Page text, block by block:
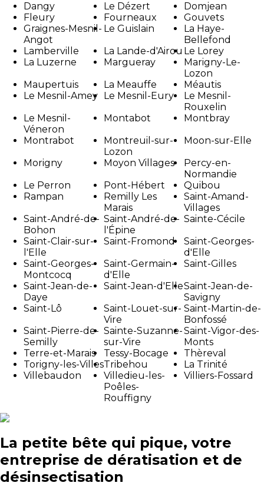
Dangy
Le Dézert
Domjean
Fleury
Fourneaux
Gouvets
Graignes-Mesnil-
Angot
Le Guislain
La Haye-
Bellefond
Lamberville
La Lande-d'Airou Le Lorey
La Luzerne
Margueray
Marigny-Le-
Lozon
Maupertuis
La Meauffe
Méautis
Le Mesnil-Amey Le Mesnil-Eury
Le Mesnil-
Rouxelin
Le Mesnil-
Véneron
Montabot
Montbray
Montrabot
Montreuil-sur-
Lozon
Moon-sur-Elle
Morigny
Moyon Villages
Percy-en-
Normandie
Le Perron
Pont-Hébert
Quibou
Rampan
Remilly Les
Marais
Saint-Amand-
Villages
Saint-André-de-
Bohon
Saint-André-de-
l'Épine
Sainte-Cécile
Saint-Clair-sur-
l'Elle
Saint-Fromond
Saint-Georges-
d'Elle
Saint-Georges-
Montcocq
Saint-Germain-
d'Elle
Saint-Gilles
Saint-Jean-de-
Daye
Saint-Jean-d'ElleSaint-Jean-de-
Savigny
Saint-Lô
Saint-Louet-sur-
Vire
Saint-Martin-de-
Bonfossé
Saint-Pierre-de-
Semilly
Sainte-Suzanne-
sur-Vire
Saint-Vigor-des-
Monts
Terre-et-Marais
Tessy-Bocage
Thèreval
Torigny-les-VillesTribehou
La Trinité
Villebaudon
Villedieu-les-
Poêles-
Rouffigny
Villiers-Fossard
La petite bête qui pique, votre
entreprise de dératisation et de
désinsectisation